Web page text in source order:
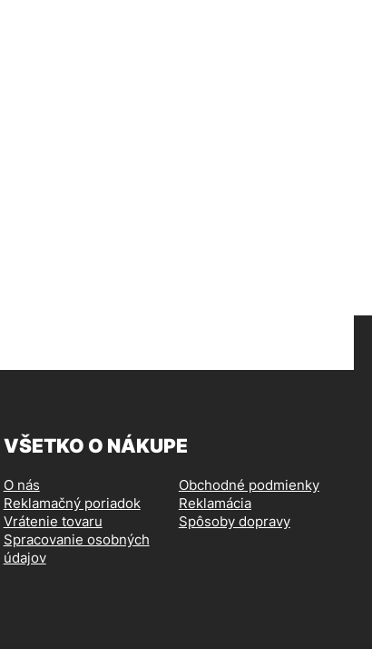
VŠETKO O NÁKUPE
O nás
Obchodné podmienky
Reklamačný poriadok
Reklamácia
Vrátenie tovaru
Spôsoby dopravy
Spracovanie osobných
údajov